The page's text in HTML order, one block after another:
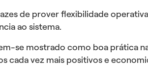
de prover flexibilidade
ao sistema.
se mostrado como boa prática
cada vez mais positivos e